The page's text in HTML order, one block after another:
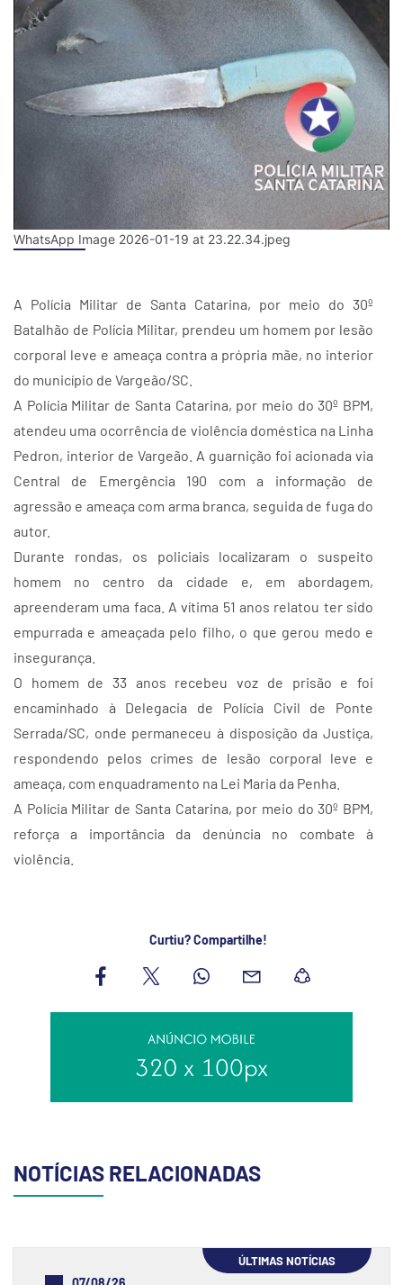
WhatsApp Image 2026-01-19 at 23.22.34.jpeg
A Polícia Militar de Santa Catarina, por meio do 30º
Batalhão de Polícia Militar, prendeu um homem por lesão
corporal leve e ameaça contra a própria mãe, no interior
do município de Vargeão/SC.
A Polícia Militar de Santa Catarina, por meio do 30º BPM,
atendeu uma ocorrência de violência doméstica na Linha
Pedron, interior de Vargeão. A guarnição foi acionada via
Central de Emergência 190 com a informação de
agressão e ameaça com arma branca, seguida de fuga do
autor.
Durante rondas, os policiais localizaram o suspeito
homem no centro da cidade e, em abordagem,
apreenderam uma faca. A vítima 51 anos relatou ter sido
empurrada e ameaçada pelo filho, o que gerou medo e
insegurança.
O homem de 33 anos recebeu voz de prisão e foi
encaminhado à Delegacia de Polícia Civil de Ponte
Serrada/SC, onde permaneceu à disposição da Justiça,
respondendo pelos crimes de lesão corporal leve e
ameaça, com enquadramento na Lei Maria da Penha.
A Polícia Militar de Santa Catarina, por meio do 30º BPM,
reforça a importância da denúncia no combate à
violência.
Curtiu? Compartilhe!
NOTÍCIAS RELACIONADAS
ÚLTIMAS NOTÍCIAS